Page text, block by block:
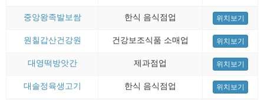
중앙왕족발보쌈 한식 음식점업 위치보기
원칠갑산건강원 건강보조식품 소매업 위치보기
대영떡방앗간 제과점업 위치보기
대솔정육생고기 한식 음식점업 위치보기